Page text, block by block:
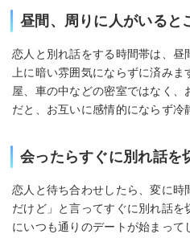
昼間、周りに人がいると
恋人と別れ話をする時間帯は、昼
上に暗い雰囲気にならずに済み
屋、車の中などの密室ではなく、
だと、お互いに感情的にならず冷
会ったらすぐに別れ話を
恋人と待ち合わせしたら、変に時
だけど」と言ってすぐに別れ話を
にいつも通りのデートが始まって